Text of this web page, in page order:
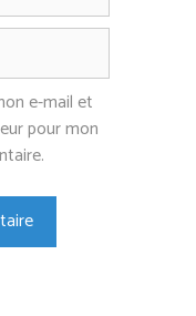
e-mail et
pour mon